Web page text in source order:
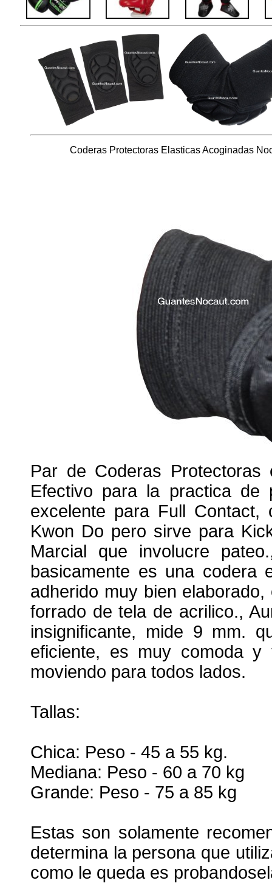
Coderas Protectoras Elasticas Acoginadas
Par de Coderas Protectoras
Efectivo para la practica de
excelente para Full Contact,
Kwon Do pero sirve para
Marcial que involucre
basicamente es una codera
adherido muy bien
forrado de tela de acrilico.,
insignificante, mide 9 mm.
eficiente, es muy comoda
moviendo para todos lados.
Tallas:
Chica: Peso - 45 a 55 kg.
Mediana: Peso - 60 a 70 kg
Grande: Peso - 75 a 85 kg
Estas son solamente
determina la persona que
como le queda es